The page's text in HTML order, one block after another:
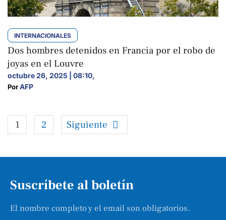
INTERNACIONALES
Dos hombres detenidos en Francia por el robo de
joyas en el Louvre
octubre 26, 2025 | 08:10,
Por AFP
1 2 Siguiente
Suscríbete al boletín
El nombre completo y el email son obligatorios.